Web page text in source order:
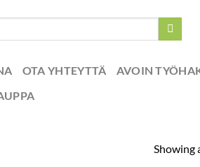
OTA YHTEYTTÄ
AVOIN
Showing